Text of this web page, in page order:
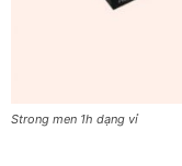
Strong men 1h dạng vỉ